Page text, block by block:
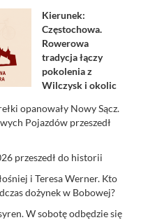
Kierunek:
Częstochowa.
Rowerowa
tradycja łączy
pokolenia z
Wilczysk i okolic
opanowały Nowy Sącz.
Pojazdów przeszedł
przeszedł do historii
i Teresa Werner. Kto
dożynek w Bobowej?
W sobotę odbędzie się